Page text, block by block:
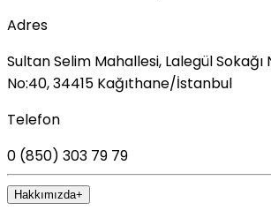
Adres
Sultan Selim Mahallesi, Lalegül Sokağı
No:40, 34415 Kağıthane/İstanbul
Telefon
0 (850) 303 79 79
Hakkımızda+